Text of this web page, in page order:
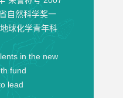
自然科学奖一
球化学青年科
in the new
fund
lead